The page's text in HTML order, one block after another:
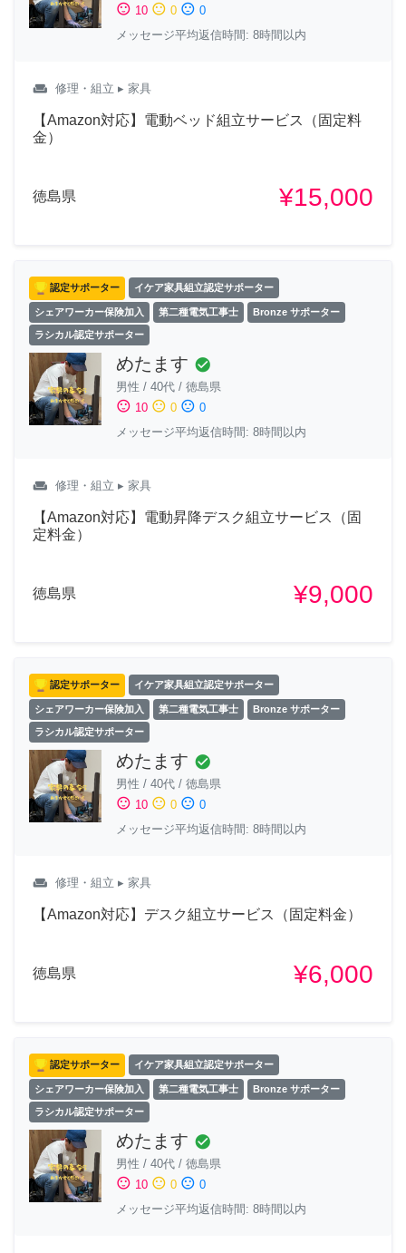
sentiment_satisfied 10 sentiment_neutral 0 sentiment_dissatisfied 0
メッセージ平均返信時間: 8時間以内
weekend 修理・組立 ▸ 家具
【Amazon対応】電動ベッド組立サービス（固定料
金）
徳島県 ¥15,000
認定サポーター イケア家具組立認定サポーター
シェアワーカー保険加入 第二種電気工事士 Bronze サポーター
ラシカル認定サポーター
めたます check_circle
男性 / 40代 / 徳島県
sentiment_satisfied 10 sentiment_neutral 0 sentiment_dissatisfied 0
メッセージ平均返信時間: 8時間以内
weekend 修理・組立 ▸ 家具
【Amazon対応】電動昇降デスク組立サービス（固
定料金）
徳島県 ¥9,000
認定サポーター イケア家具組立認定サポーター
シェアワーカー保険加入 第二種電気工事士 Bronze サポーター
ラシカル認定サポーター
めたます check_circle
男性 / 40代 / 徳島県
sentiment_satisfied 10 sentiment_neutral 0 sentiment_dissatisfied 0
メッセージ平均返信時間: 8時間以内
weekend 修理・組立 ▸ 家具
【Amazon対応】デスク組立サービス（固定料金）
徳島県 ¥6,000
認定サポーター イケア家具組立認定サポーター
シェアワーカー保険加入 第二種電気工事士 Bronze サポーター
ラシカル認定サポーター
めたます check_circle
男性 / 40代 / 徳島県
sentiment_satisfied 10 sentiment_neutral 0 sentiment_dissatisfied 0
メッセージ平均返信時間: 8時間以内